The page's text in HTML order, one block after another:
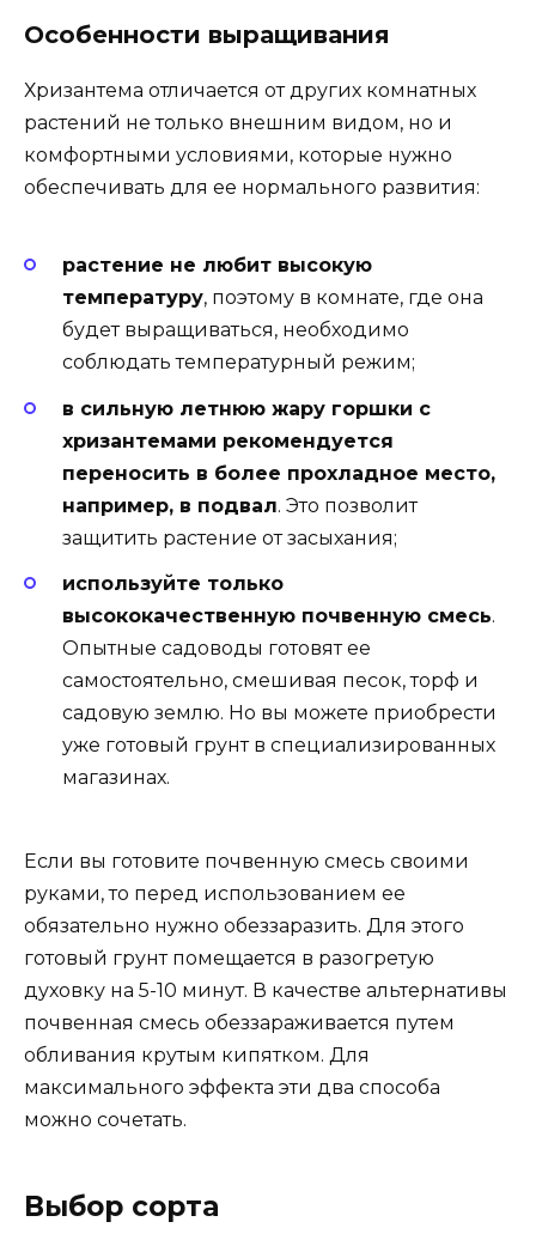
Особенности выращивания
Хризантема отличается от других комнатных
растений не только внешним видом, но и
комфортными условиями, которые нужно
обеспечивать для ее нормального развития:
растение не любит высокую
температуру, поэтому в комнате, где она
будет выращиваться, необходимо
соблюдать температурный режим;
в сильную летнюю жару горшки с
хризантемами рекомендуется
переносить в более прохладное место,
например, в подвал. Это позволит
защитить растение от засыхания;
используйте только
высококачественную почвенную смесь.
Опытные садоводы готовят ее
самостоятельно, смешивая песок, торф и
садовую землю. Но вы можете приобрести
уже готовый грунт в специализированных
магазинах.
Если вы готовите почвенную смесь своими
руками, то перед использованием ее
обязательно нужно обеззаразить. Для этого
готовый грунт помещается в разогретую
духовку на 5-10 минут. В качестве альтернативы
почвенная смесь обеззараживается путем
обливания крутым кипятком. Для
максимального эффекта эти два способа
можно сочетать.
Выбор сорта